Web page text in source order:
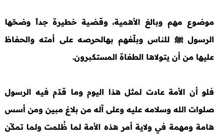
موضوع مهم وبالغ الأهمية، وقضية خطيرة جداً وضحّها
الرسول ﷺ للناس وبلّغهم بهالحرصه على أمته والحفاظ
عليها من أن يتولاها الطغاة المستكبرون.
فلو أن الأمة عادت لمثل هذا اليوم وما قدّم فيه الرسول
صلوات الله وسلامه عليه وعلى آله من بلاغ مبين ومن أسس
هامة ومهمة في ولاية أمر هذه الأمة لما ظُلمت ولما تمكّن